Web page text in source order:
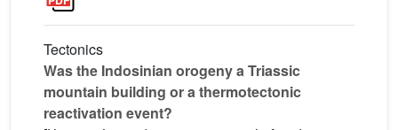
Tectonics
Was the Indosinian orogeny a Triassic
mountain building or a thermotectonic
reactivation event?